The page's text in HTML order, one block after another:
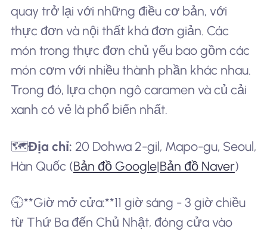
quay trở lại với những điều cơ bản, với
thực đơn và nội thất khá đơn giản. Các
món trong thực đơn chủ yếu bao gồm các
món cơm với nhiều thành phần khác nhau.
Trong đó, lựa chọn ngô caramen và củ cải
xanh có vẻ là phổ biến nhất.
🗺️Địa chỉ: 20 Dohwa 2-gil, Mapo-gu, Seoul,
Hàn Quốc (Bản đồ Google|Bản đồ Naver)
🕤**Giờ mở cửa:**11 giờ sáng - 3 giờ chiều
từ Thứ Ba đến Chủ Nhật, đóng cửa vào